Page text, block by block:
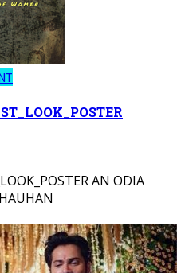
AN ODIA